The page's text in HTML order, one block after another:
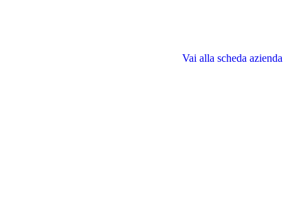
Vai alla scheda azienda